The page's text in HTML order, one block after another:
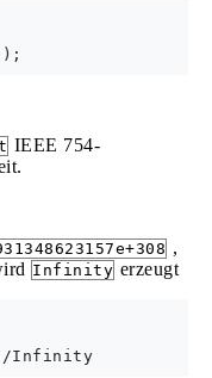
IEEE 754-
,
Infinity erzeugt